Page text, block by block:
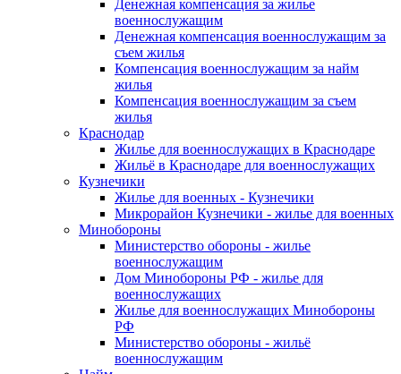
Денежная компенсация за жилье
военнослужащим
Денежная компенсация военнослужащим за
съем жилья
Компенсация военнослужащим за найм
жилья
Компенсация военнослужащим за съем
жилья
Краснодар
Жилье для военнослужащих в Краснодаре
Жильё в Краснодаре для военнослужащих
Кузнечики
Жилье для военных - Кузнечики
Микрорайон Кузнечики - жилье для военных
Минобороны
Министерство обороны - жилье
военнослужащим
Дом Минобороны РФ - жилье для
военнослужащих
Жилье для военнослужащих Минобороны
РФ
Министерство обороны - жильё
военнослужащим